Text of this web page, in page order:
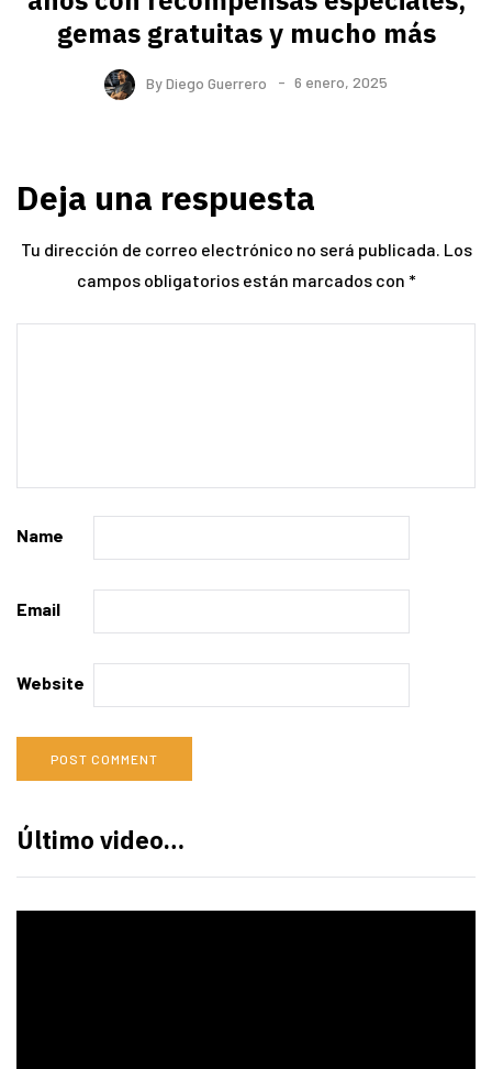
gemas gratuitas y mucho más
ByDiego Guerrero 6 enero, 2025
Deja una respuesta
Tu dirección de correo electrónico no será publicada. Los
campos obligatorios están marcados con *
Name
Email
Website
Último video…